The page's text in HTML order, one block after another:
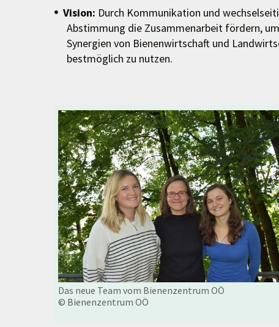
Vision: Durch Kommunikation und
Abstimmung die Zusammenarbeit fördern, um
Synergien von Bienenwirtschaft und
bestmöglich zu nutzen.
Das neue Team vom Bienenzentrum OÖ
© Bienenzentrum OÖ